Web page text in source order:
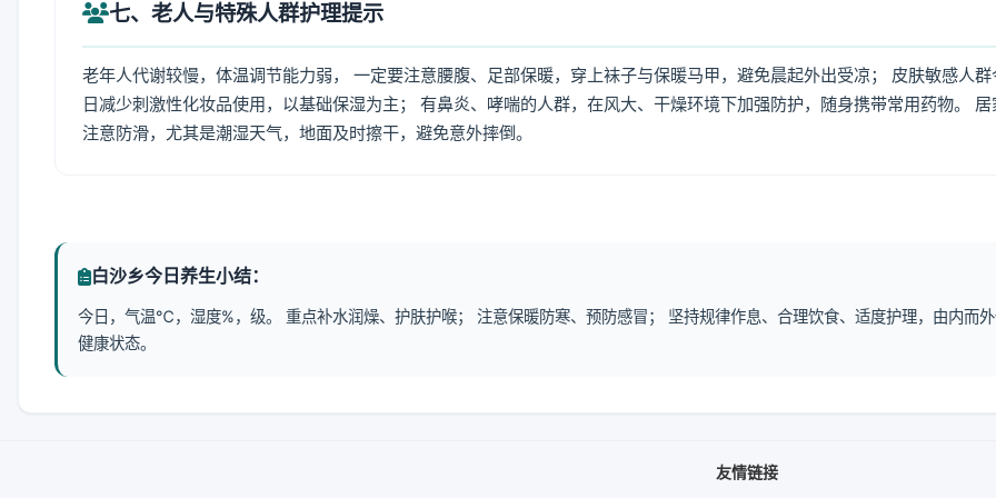
七、老人与特殊人群护理提示
老年人代谢较慢，体温调节能力弱， 一定要注意腰腹、足部保暖，穿上袜子与保暖马甲，避免晨起外出受凉； 皮肤敏感人群
日减少刺激性化妆品使用，以基础保湿为主； 有鼻炎、哮喘的人群，在风大、干燥环境下加强防护，随身携带常用药物。 居
注意防滑，尤其是潮湿天气，地面及时擦干，避免意外摔倒。
白沙乡今日养生小结：
今日，气温℃，湿度%，级。 重点补水润燥、护肤护喉； 注意保暖防寒、预防感冒； 坚持规律作息、合理饮食、适度护理，由内而
健康状态。
友情链接